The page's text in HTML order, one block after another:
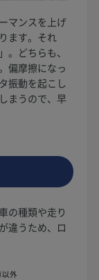
マンスを上げ
ます。それ
どちらも、
偏摩擦になっ
振動を起こし
まうので、早
の種類や走り
違うため、ロ